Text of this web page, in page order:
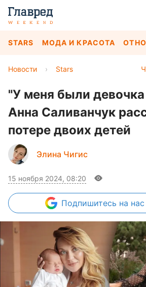
STARS МОДА И КРАСОТА
Новости › Stars
"У меня были
Анна Саливанчук
потере двоих детей
Элина Чигис
15 ноября 2024, 08:20
Подпишитесь на